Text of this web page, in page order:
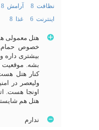
نظافت 8 آرامش 8
اینترنت 6
غذا 8
هتل معمولی
خصوص حمام.
بیشتری داره
بشه. موقعیت
کنار هتل
ولیعصر در
اونجا هست.
هتل هم
ندارم